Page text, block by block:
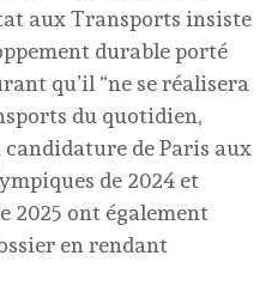
aux Transports insiste
durable porté
qu’il “ne se réalisera
du quotidien,
candidature de Paris aux
de 2024 et
2025 ont également
en rendant